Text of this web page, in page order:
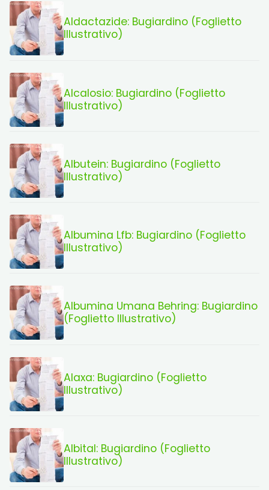
Aldactazide: Bugiardino (Foglietto
Illustrativo)
Alcalosio: Bugiardino (Foglietto
Illustrativo)
Albutein: Bugiardino (Foglietto
Illustrativo)
Albumina Lfb: Bugiardino (Foglietto
Illustrativo)
Albumina Umana Behring: Bugiardino
(Foglietto Illustrativo)
Alaxa: Bugiardino (Foglietto
Illustrativo)
Albital: Bugiardino (Foglietto
Illustrativo)